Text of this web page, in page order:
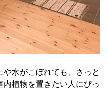
や水がこぼれても、さっと
植物を置きたい人にぴっ